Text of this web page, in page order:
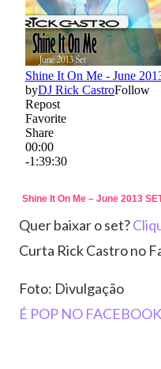
Shine It On Me – June 2013
Quer baixar o set?
Curta Rick Castro no
Foto: Divulgação
É POP NO